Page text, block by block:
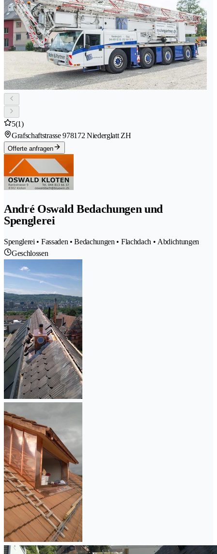
5(1)
Grafschaftstrasse 978172 Niederglatt ZH
Offerte anfragen
André Oswald Bedachungen und
Spenglerei
Spenglerei • Fassaden • Bedachungen • Flachdach • Abdichtungen
Geschlossen